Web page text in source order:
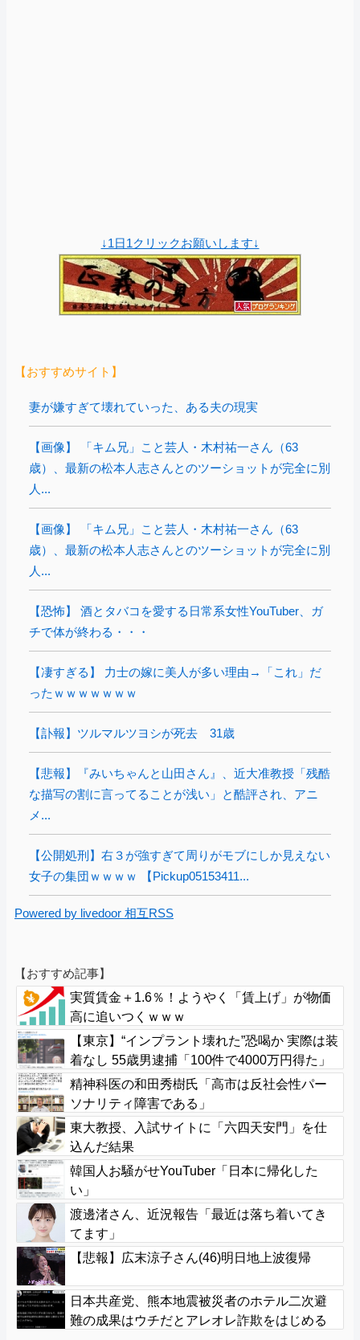
↓1日1クリックお願いします↓
【おすすめサイト】
妻が嫌すぎて壊れていった、ある夫の現実
【画像】 「キム兄」こと芸人・木村祐一さん（63
歳）、最新の松本人志さんとのツーショットが完全に別
人...
【画像】 「キム兄」こと芸人・木村祐一さん（63
歳）、最新の松本人志さんとのツーショットが完全に別
人...
【恐怖】 酒とタバコを愛する日常系女性YouTuber、ガ
チで体が終わる・・・
【凄すぎる】 力士の嫁に美人が多い理由→「これ」だ
ったｗｗｗｗｗｗｗ
【訃報】ツルマルツヨシが死去 31歳
【悲報】『みいちゃんと山田さん』、近大准教授「残酷
な描写の割に言ってることが浅い」と酷評され、アニ
メ...
【公開処刑】右３が強すぎて周りがモブにしか見えない
女子の集団ｗｗｗｗ 【Pickup05153411...
Powered by livedoor 相互RSS
【おすすめ記事】
実質賃金＋1.6％！ようやく「賃上げ」が物価
高に追いつくｗｗｗ
【東京】“インプラント壊れた”恐喝か 実際は装
着なし 55歳男逮捕「100件で4000万円得た」
精神科医の和田秀樹氏「高市は反社会性パー
ソナリティ障害である」
東大教授、入試サイトに「六四天安門」を仕
込んだ結果
韓国人お騒がせYouTuber「日本に帰化した
い」
渡邊渚さん、近況報告「最近は落ち着いてき
てます」
【悲報】広末涼子さん(46)明日地上波復帰
日本共産党、熊本地震被災者のホテル二次避
難の成果はウチだとアレオレ詐欺をはじめる